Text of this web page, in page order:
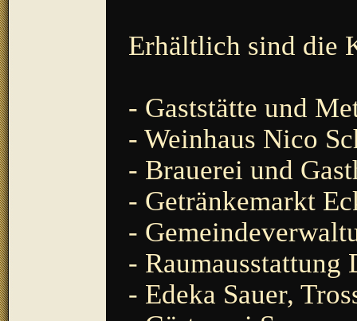
Erhältlich sind die
- Gaststätte und
- Weinhaus Nico
- Brauerei und
- Getränkemarkt
-
- Raumausstattung
- Edeka Sauer,